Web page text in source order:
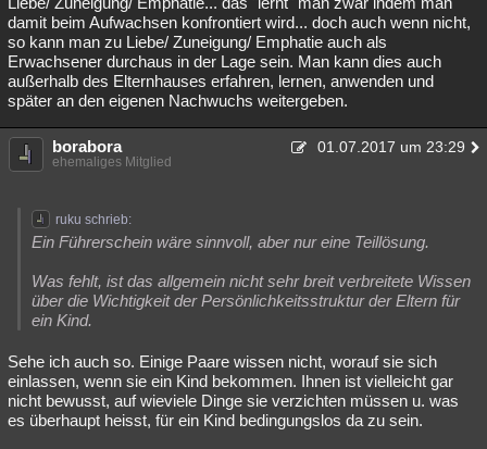
damit beim Aufwachsen konfrontiert wird... doch auch wenn nicht,
so kann man zu Liebe/ Zuneigung/ Emphatie auch als
Erwachsener durchaus in der Lage sein. Man kann dies auch
außerhalb des Elternhauses erfahren, lernen, anwenden und
später an den eigenen Nachwuchs weitergeben.
borabora 01.07.2017 um 23:29
ehemaliges Mitglied
ruku schrieb:
Ein Führerschein wäre sinnvoll, aber nur eine Teillösung.
Was fehlt, ist das allgemein nicht sehr breit verbreitete Wissen
über die Wichtigkeit der Persönlichkeitsstruktur der Eltern für
ein Kind.
Sehe ich auch so. Einige Paare wissen nicht, worauf sie sich
einlassen, wenn sie ein Kind bekommen. Ihnen ist vielleicht gar
nicht bewusst, auf wieviele Dinge sie verzichten müssen u. was
es überhaupt heisst, für ein Kind bedingungslos da zu sein.